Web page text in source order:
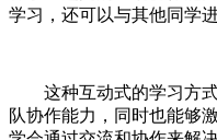
学习，还可以与其他同学
这种互动式的学习方
队协作能力，同时也能够